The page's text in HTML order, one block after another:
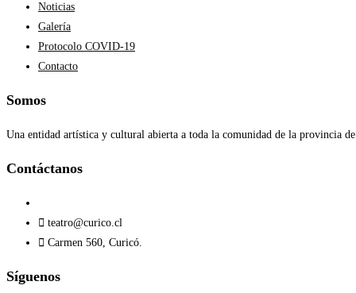
Noticias
Galería
Protocolo COVID-19
Contacto
Somos
Una entidad artística y cultural abierta a toda la comunidad de la provincia
Contáctanos​
teatro@curico.cl
Carmen 560, Curicó.
Síguenos